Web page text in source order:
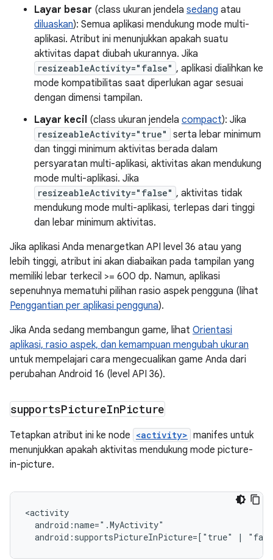
Layar besar (class ukuran jendela sedang atau
diluaskan): Semua aplikasi mendukung mode multi-
aplikasi. Atribut ini menunjukkan apakah suatu
aktivitas dapat diubah ukurannya. Jika
resizeableActivity="false" , aplikasi dialihkan ke
mode kompatibilitas saat diperlukan agar sesuai
dengan dimensi tampilan.
Layar kecil (class ukuran jendela compact): Jika
resizeableActivity="true"
serta lebar minimum
dan tinggi minimum aktivitas berada dalam
persyaratan multi-aplikasi, aktivitas akan mendukung
mode multi-aplikasi. Jika
resizeableActivity="false" , aktivitas tidak
mendukung mode multi-aplikasi, terlepas dari tinggi
dan lebar minimum aktivitas.
Jika aplikasi Anda menargetkan API level 36 atau yang
lebih tinggi, atribut ini akan diabaikan pada tampilan yang
memiliki lebar terkecil >= 600 dp. Namun, aplikasi
sepenuhnya mematuhi pilihan rasio aspek pengguna (lihat
Penggantian per aplikasi pengguna).
Jika Anda sedang membangun game, lihat Orientasi
aplikasi, rasio aspek, dan kemampuan mengubah ukuran
untuk mempelajari cara mengecualikan game Anda dari
perubahan Android 16 (level API 36).
supportsPictureInPicture
Tetapkan atribut ini ke node <activity> manifes untuk
menunjukkan apakah aktivitas mendukung mode picture-
in-picture.
android:supportsPictureInPicture=["true"
|